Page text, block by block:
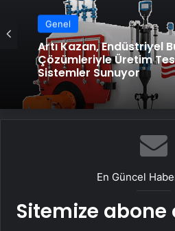
Genel
Artı Kazan, Endüstriyel
Çözümleriyle Üretim
Sistemler Sunuyor
En Güncel
Sitemize